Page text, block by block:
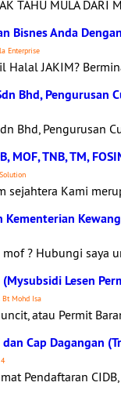
TAHU MULA
Bisnes Anda
Enterprise
JAKIM?
Bhd, Pengurusan
Bhd, Pengurusan
MOF, TNB, TM,
sejahtera Kami
Kementerian
? Hubungi saya
Lesen
Bt Mohd Isa
atau Permit
Cap Dagangan
Pendaftaran